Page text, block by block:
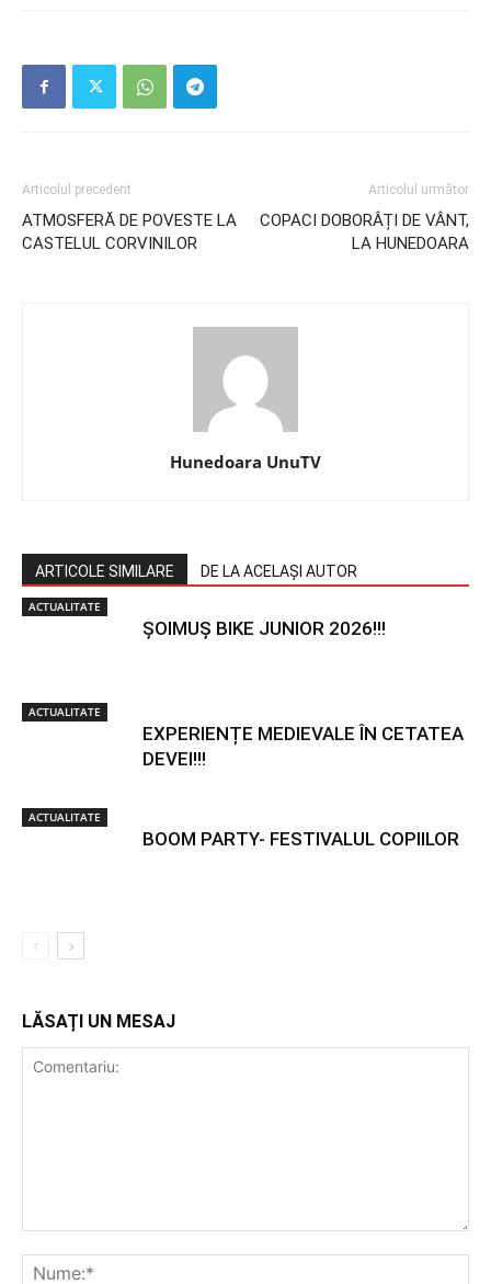
Articolul precedent
ATMOSFERĂ DE POVESTE LA
CASTELUL CORVINILOR
Articolul următor
COPACI DOBORÂȚI DE VÂNT,
LA HUNEDOARA
Hunedoara UnuTV
ARTICOLE SIMILARE DE LA ACELAȘI AUTOR
ACTUALITATE
ȘOIMUȘ BIKE JUNIOR 2026!!!
ACTUALITATE
EXPERIENȚE MEDIEVALE ÎN CETATEA
DEVEI!!!
ACTUALITATE
BOOM PARTY- FESTIVALUL COPIILOR
LĂSAȚI UN MESAJ